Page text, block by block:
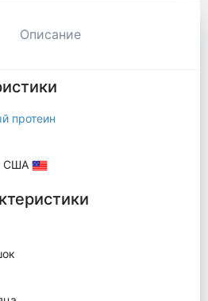
Описание
протеин
США